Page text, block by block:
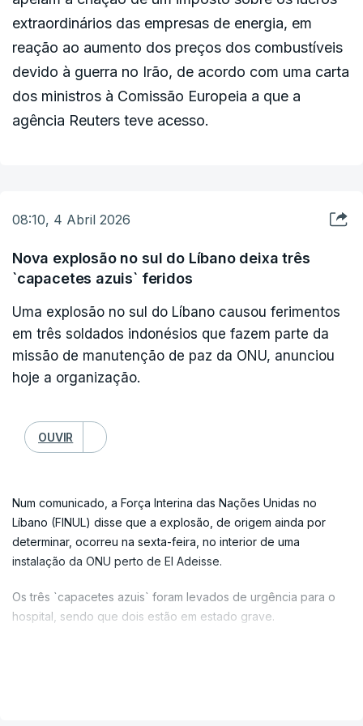
em geral", escreveram.
extraordinários das empresas de energia, em
reação ao aumento dos preços dos combustíveis
devido à guerra no Irão, de acordo com uma carta
dos ministros à Comissão Europeia a que a
agência Reuters teve acesso.
08:10, 4 Abril 2026
Nova explosão no sul do Líbano deixa três
`capacetes azuis` feridos
Uma explosão no sul do Líbano causou ferimentos
em três soldados indonésios que fazem parte da
missão de manutenção de paz da ONU, anunciou
hoje a organização.
OUVIR
Num comunicado, a Força Interina das Nações Unidas no
Líbano (FINUL) disse que a explosão, de origem ainda por
determinar, ocorreu na sexta-feira, no interior de uma
instalação da ONU perto de El Adeisse.
Os três `capacetes azuis` foram levados de urgência para o
hospital, sendo que dois estão em estado grave.